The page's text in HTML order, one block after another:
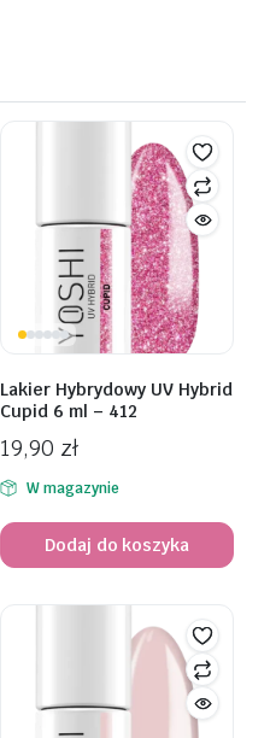
Lakier Hybrydowy UV Hybrid
Cupid 6 ml – 412
19,90 zł
W magazynie
Dodaj do koszyka